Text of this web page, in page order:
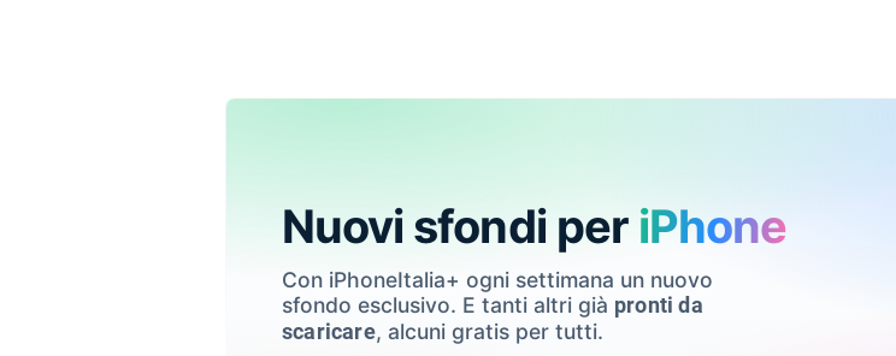
Nuovi sfondi per iPhone
Con iPhoneItalia+ ogni settimana un nuovo
sfondo esclusivo. E tanti altri già pronti da
scaricare, alcuni gratis per tutti.